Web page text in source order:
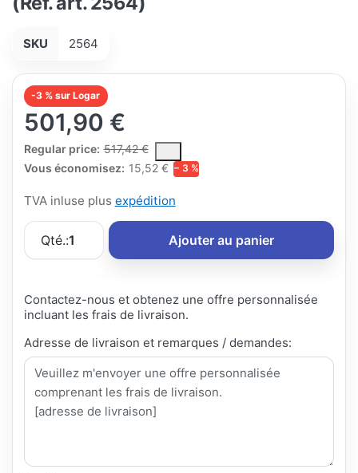
SKU 2564
-3 % sur Logar
501,90 €
Regular price: 517,42 €
The Regular Price is the median selling price paid by
Vous économisez: 15,52 € − 3 %
TVA inluse plus expédition
Qté.:1 Ajouter au panier
Contactez-nous et obtenez une offre personnalisée
incluant les frais de livraison.
Adresse de livraison et remarques / demandes: